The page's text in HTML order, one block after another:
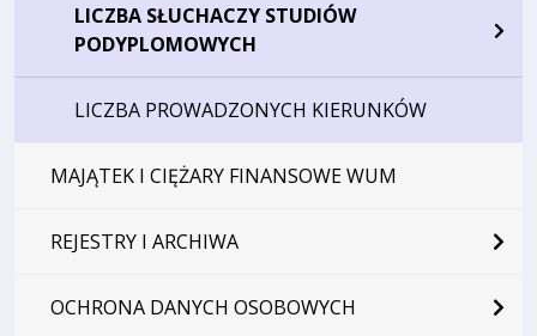
LICZBA SŁUCHACZY STUDIÓW
PODYPLOMOWYCH
LICZBA PROWADZONYCH KIERUNKÓW
MAJĄTEK I CIĘŻARY FINANSOWE WUM
REJESTRY I ARCHIWA
OCHRONA DANYCH OSOBOWYCH